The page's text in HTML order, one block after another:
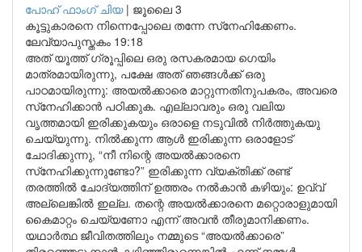
പോഹ് ഫാംഗ് ചിയ| ജൂലൈ 3
കൂട്ടുകാരനെ നിന്നെപ്പോലെ തന്നേ സ്‌നേഹിക്കേണം.
ലേവ്യാപുസ്തകം 19:18
അത് യൂത്ത് ഗ്രൂപ്പിലെ ഒരു രസകരമായ ഗെയിം
മാത്രമായിരുന്നു, പക്ഷേ അത് ഞങ്ങൾക്ക് ഒരു
പാഠമായിരുന്നു: അയൽക്കാരെ മാറ്റുന്നതിനുപകരം, അവരെ
സ്‌നേഹിക്കാൻ പഠിക്കുക. എല്ലാവരും ഒരു വലിയ
വൃത്തമായി ഇരിക്കുകയും ഒരാളെ നടുവിൽ നിർത്തുകയു
ചെയ്യുന്നു. നിൽക്കുന്ന ആൾ ഇരിക്കുന്ന ഒരാളോട്
ചോദിക്കുന്നു, “നീ നിന്റെ അയൽക്കാരനെ
സ്‌നേഹിക്കുന്നുണ്ടോ?” ഇരിക്കുന്ന വ്യക്തിക്ക് രണ്ട്
തരത്തിൽ ചോദ്യത്തിന് ഉത്തരം നൽകാൻ കഴിയും: ഉവ്വ്
അല്ലെങ്കിൽ ഇല്ല. തന്റെ അയൽക്കാരനെ മറ്റൊരാളുമായി
കൈമാറ്റം ചെയ്യണോ എന്ന് അവൻ തീരുമാനിക്കണം.
യഥാർത്ഥ ജീവിതത്തിലും നമ്മുടെ “അയൽക്കാരെ”